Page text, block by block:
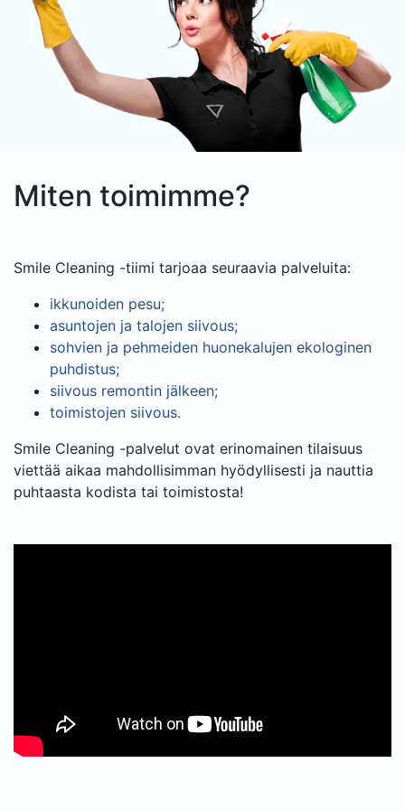
Miten toimimme?
Smile Cleaning -tiimi tarjoaa seuraavia palveluita:
ikkunoiden pesu;
asuntojen ja talojen siivous;
sohvien ja pehmeiden huonekalujen ekologinen
puhdistus;
siivous remontin jälkeen;
toimistojen siivous.
Smile Cleaning -palvelut ovat erinomainen tilaisuus
viettää aikaa mahdollisimman hyödyllisesti ja nauttia
puhtaasta kodista tai toimistosta!